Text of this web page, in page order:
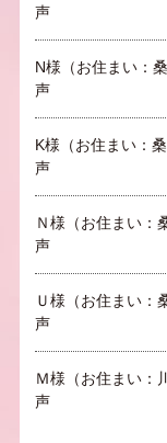
声
N様（お住まい：
声
K様（お住まい：
声
Ｎ様（お住まい
声
Ｕ様（お住まい
声
Ｍ様（お住まい
声